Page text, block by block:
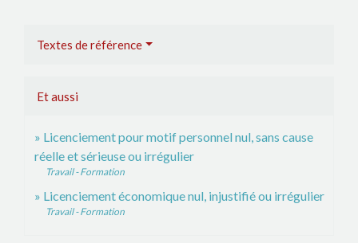
Textes de référence
Et aussi
Licenciement pour motif personnel nul, sans cause
réelle et sérieuse ou irrégulier
Travail - Formation
Licenciement économique nul, injustifié ou irrégulier
Travail - Formation